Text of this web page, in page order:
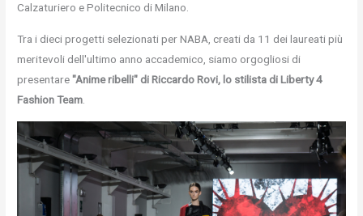
Calzaturiero e Politecnico di Milano.
Tra i dieci progetti selezionati per NABA, creati da 11 dei laureati più
meritevoli dell'ultimo anno accademico, siamo orgogliosi di
presentare"Anime ribelli" di Riccardo Rovi, lo stilista di Liberty 4
Fashion Team